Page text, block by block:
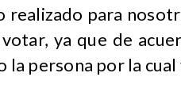
realizado para
ya que de
la persona por la cual